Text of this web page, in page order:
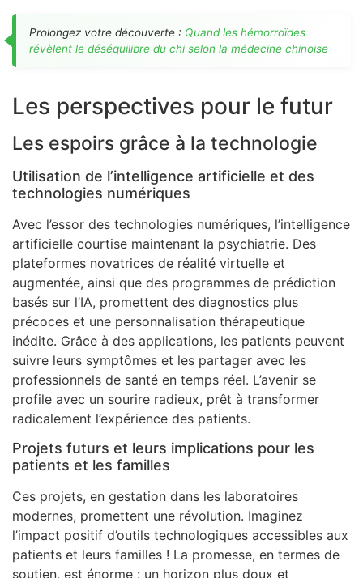
Prolongez votre découverte : Quand les hémorroïdes
révèlent le déséquilibre du chi selon la médecine chinoise
Les perspectives pour le futur
Les espoirs grâce à la technologie
Utilisation de l’intelligence artificielle et des
technologies numériques
Avec l’essor des technologies numériques, l’intelligence
artificielle courtise maintenant la psychiatrie. Des
plateformes novatrices de réalité virtuelle et
augmentée, ainsi que des programmes de prédiction
basés sur l’IA, promettent des diagnostics plus
précoces et une personnalisation thérapeutique
inédite. Grâce à des applications, les patients peuvent
suivre leurs symptômes et les partager avec les
professionnels de santé en temps réel. L’avenir se
profile avec un sourire radieux, prêt à transformer
radicalement l’expérience des patients.
Projets futurs et leurs implications pour les
patients et les familles
Ces projets, en gestation dans les laboratoires
modernes, promettent une révolution. Imaginez
l’impact positif d’outils technologiques accessibles aux
patients et leurs familles ! La promesse, en termes de
soutien, est énorme : un horizon plus doux et